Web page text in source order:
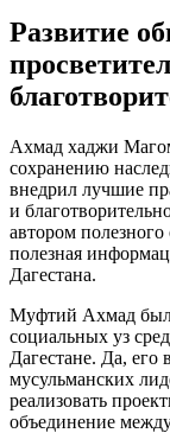
Развитие
Ахмад хаджи
сохранению
внедрил лучшие
и
автором полезного
полезная
Дагестана.
Муфтий Ахмад был
социальных уз
Дагестане. Да, его
мусульманских
реализовать
объединение